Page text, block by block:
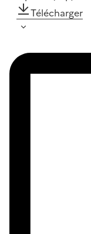
Télécharger